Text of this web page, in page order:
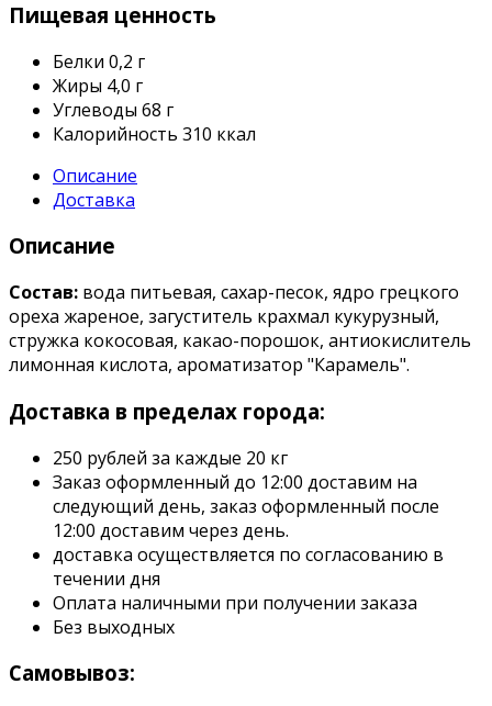
Пищевая ценность
Белки 0,2 г
Жиры 4,0 г
Углеводы 68 г
Калорийность 310 ккал
Описание
Доставка
Описание
Состав: вода питьевая, сахар-песок, ядро грецкого
ореха жареное, загуститель крахмал кукурузный,
стружка кокосовая, какао-порошок, антиокислитель
лимонная кислота, ароматизатор "Карамель".
Доставка в пределах города:
250 рублей за каждые 20 кг
Заказ оформленный до 12:00 доставим на
следующий день, заказ оформленный после
12:00 доставим через день.
доставка осуществляется по согласованию в
течении дня
Оплата наличными при получении заказа
Без выходных
Самовывоз: